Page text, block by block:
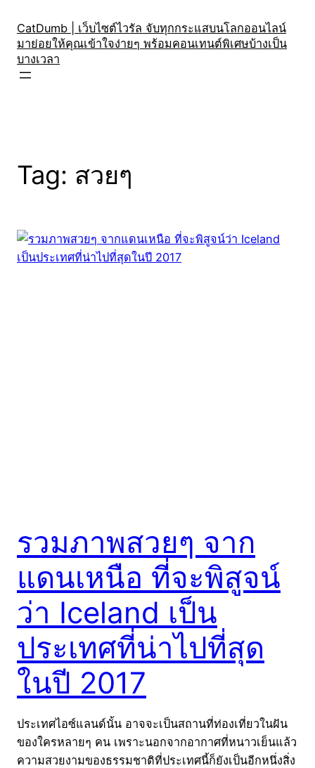
content
CatDumb | เว็บไซต์ไวรัล จับทุกกระแสบนโลกออนไลน์
มาย่อยให้คุณเข้าใจง่ายๆ พร้อมคอนเทนต์พิเศษบ้างเป็น
บางเวลา
Tag: สวยๆ
รวมภาพสวยๆ จาก
แดนเหนือ ที่จะพิสูจน์
ว่า Iceland เป็น
ประเทศที่น่าไปที่สุด
ในปี 2017
ประเทศไอซ์แลนด์นั้น อาจจะเป็นสถานที่ท่องเที่ยวในฝัน
ของใครหลายๆ คน เพราะนอกจากอากาศที่หนาวเย็นแล้ว
ความสวยงามของธรรมชาติที่ประเทศนี้ก็ยังเป็นอีกหนึ่งสิ่ง